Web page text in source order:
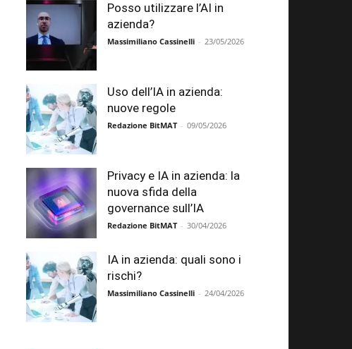
Posso utilizzare l’AI in
azienda?
Massimiliano Cassinelli - 23/05/2026
Uso dell’IA in azienda:
nuove regole
Redazione BitMAT - 09/05/2026
Privacy e IA in azienda: la
nuova sfida della
governance sull’IA
Redazione BitMAT - 30/04/2026
IA in azienda: quali sono i
rischi?
Massimiliano Cassinelli - 24/04/2026